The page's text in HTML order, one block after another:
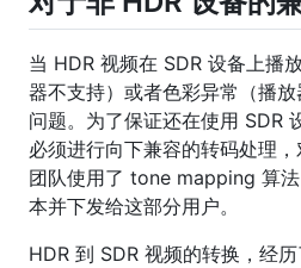
当 HDR 视频在 SDR 设备上播
器不支持）或者色彩异常（播
问题。为了保证还在使用 SDR
必须进行向下兼容的转码处理
团队使用了 tone mapping 算
本并下发给这部分用户。
HDR 到 SDR 视频的转换，经